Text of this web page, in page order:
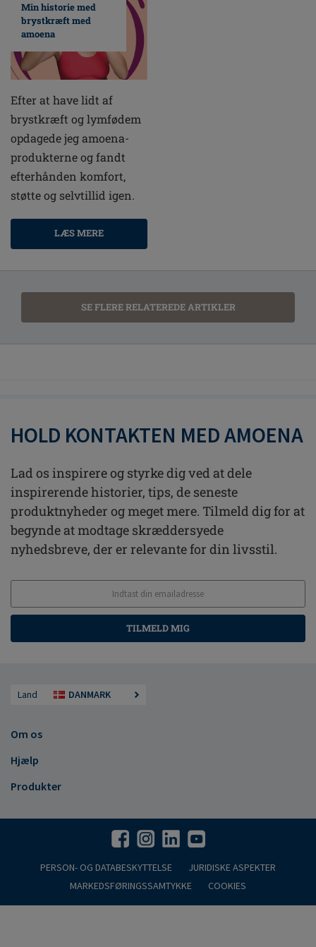
Min historie med
brystkræft med
amoena
Efter at have lidt af
brystkræft og lymfødem
opdagede jeg amoena-
produkterne og fandt
efterhånden komfort,
støtte og selvtillid igen.
LÆS MERE
SE FLERE RELATEREDE ARTIKLER
HOLD KONTAKTEN MED AMOENA
Lad os inspirere og styrke dig ved at dele
inspirerende historier, tips, de seneste
produktnyheder og meget mere. Tilmeld dig for at
begynde at modtage skræddersyede
nyhedsbreve, der er relevante for din livsstil.
TILMELD MIG
Land DANMARK
Om os
Hjælp
Produkter
PERSON- OG DATABESKYTTELSE
JURIDISKE ASPEKTER
MARKEDSFØRINGSSAMTYKKE
COOKIES